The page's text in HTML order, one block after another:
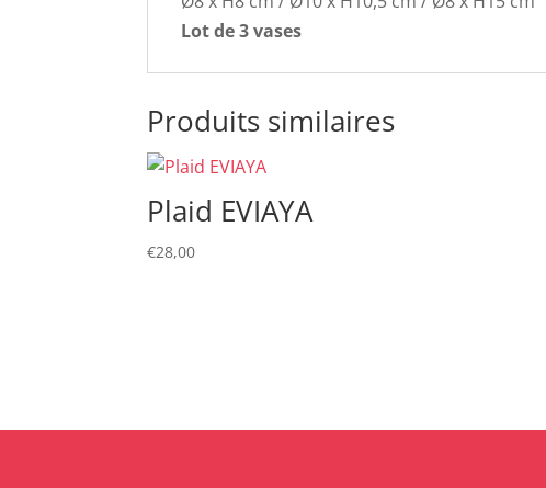
Lot de 3 vases
Produits similaires
Plaid EVIAYA
€28,00